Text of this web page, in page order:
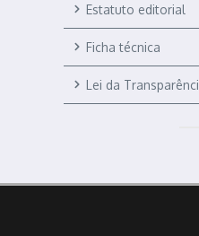
Estatuto editorial
Ficha técnica
Lei da